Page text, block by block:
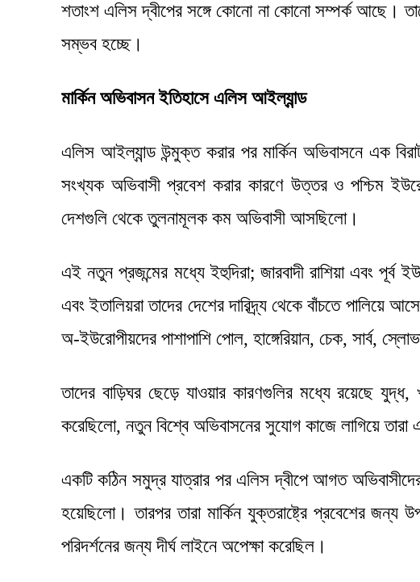
শতাংশ এলিস দ্বীপের সঙ্গে কোনো না কোনো সম্পর্ক আছে।
সম্ভব হচ্ছে।
মার্কিন অভিবাসন ইতিহাসে এলিস আইল্যান্ড
এলিস আইল্যান্ড উন্মুক্ত করার পর মার্কিন অভিবাসনে এক
সংখ্যক অভিবাসী প্রবেশ করার কারণে উত্তর ও পশ্চিম ইউরোপ-
দেশগুলি থেকে তুলনামূলক কম অভিবাসী আসছিলো।
এই নতুন প্রজন্মের মধ্যে ইহুদিরা; জারবাদী রাশিয়া এবং পূর্ব
এবং ইতালিয়রা তাদের দেশের দারিদ্র্য থেকে বাঁচতে পালিয়ে
অ-ইউরোপীয়দের পাশাপাশি পোল, হাঙ্গেরিয়ান, চেক, সার্ব,
তাদের বাড়িঘর ছেড়ে যাওয়ার কারণগুলির মধ্যে রয়েছে যুদ্ধ,
করেছিলো, নতুন বিশ্বে অভিবাসনের সুযোগ কাজে লাগিয়ে তারা
একটি কঠিন সমুদ্র যাত্রার পর এলিস দ্বীপে আগত
হয়েছিলো। তারপর তারা মার্কিন যুক্তরাষ্ট্রে প্রবেশের জন্য
পরিদর্শনের জন্য দীর্ঘ লাইনে অপেক্ষা করেছিল।